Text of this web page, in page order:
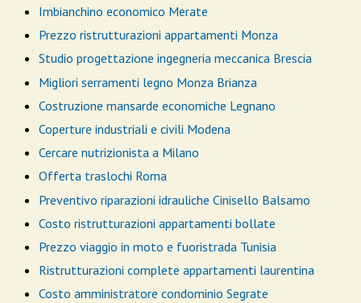
Imbianchino economico Merate
Prezzo ristrutturazioni appartamenti Monza
Studio progettazione ingegneria meccanica Brescia
Migliori serramenti legno Monza Brianza
Costruzione mansarde economiche Legnano
Coperture industriali e civili Modena
Cercare nutrizionista a Milano
Offerta traslochi Roma
Preventivo riparazioni idrauliche Cinisello Balsamo
Costo ristrutturazioni appartamenti bollate
Prezzo viaggio in moto e fuoristrada Tunisia
Ristrutturazioni complete appartamenti laurentina
Costo amministratore condominio Segrate